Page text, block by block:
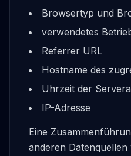
Browsertyp und
verwendetes
Referrer URL
Hostname des
Uhrzeit der
IP-Adresse
Eine
anderen